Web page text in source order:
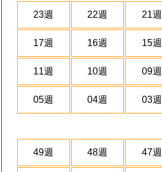
23週 22週 21週
17週 16週 15週
11週 10週 09週
05週 04週 03週
49週 48週 47週